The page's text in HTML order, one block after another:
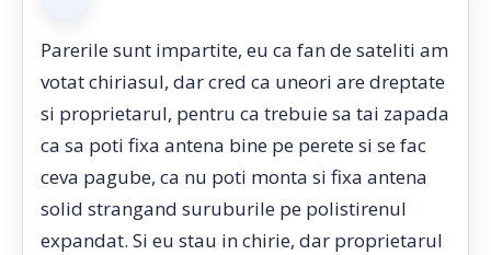
Parerile sunt impartite, eu ca fan de sateliti am
votat chiriasul, dar cred ca uneori are dreptate
si proprietarul, pentru ca trebuie sa tai zapada
ca sa poti fixa antena bine pe perete si se fac
ceva pagube, ca nu poti monta si fixa antena
solid strangand suruburile pe polistirenul
expandat. Si eu stau in chirie, dar proprietarul